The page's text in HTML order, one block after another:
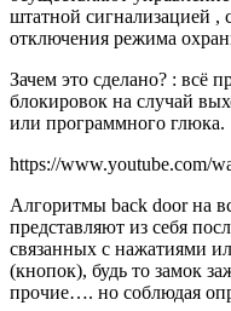
штатной сигнализацией ,
отключения режима
Зачем это сделано? : всё
блокировок на случай
или программного глюка.
https://www.youtube.com/
Алгоритмы back door на
представляют из себя
связанных с нажатиями
(кнопок), будь то замок
прочие…. но соблюдая